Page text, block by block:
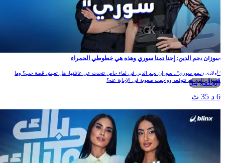
الحلقة 34
سوزان نجم الدين: إحنا دمنا سوري وهذه هي خطوطي الحمراء
"أولادي دمهم سوري".. سوزان نجم الدين في لقاء خاص تتحدث عن عائلتها، هل تعيش قصة حب؟ وما
السؤال الذي لم تتوقعه وواجهت صعوبة في الإجابة عنه؟